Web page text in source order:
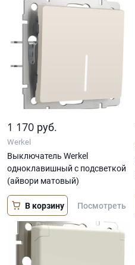
1 170 руб.
Werkel
Выключатель Werkel
одноклавишный с подсветкой
(айвори матовый)
В корзину Посмотреть